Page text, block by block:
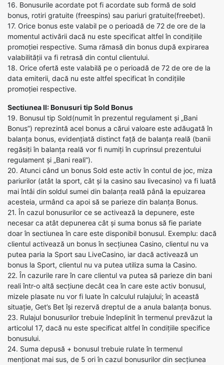
16. Bonusurile acordate pot fi acordate sub formă de sold
bonus, rotiri gratuite (freespins) sau pariuri gratuite(freebet).
17. Orice bonus este valabil pe o perioadă de 72 de ore de la
momentul activării dacă nu este specificat altfel în condițiile
promoției respective. Suma rămasă din bonus după expirarea
valabilității va fi retrasă din contul clientului.
18. Orice ofertă este valabilă pe o perioadă de 72 de ore de la
data emiterii, dacă nu este altfel specificat în condițiile
promoției respective.
Sectiunea II: Bonusuri tip Sold Bonus
19. Bonusul tip Sold(numit în prezentul regulament și „Bani
Bonus”) reprezintă acel bonus a cărui valoare este adăugată în
balanța bonus, evidențiată distinct față de balanța reală (banii
regăsiți în balanța reală vor fi numiți în cuprinsul prezentului
regulament și „Bani reali”).
20. Atunci când un bonus Sold este activ în contul de joc, miza
pariurilor (atât la sport, cât și la casino sau livecasino) va fi luată
mai întâi din soldul sumei din balanța reală până la epuizarea
acesteia, urmând ca apoi să se parieze din balanța Bonus.
21. În cazul bonusurilor ce se activează la depunere, este
necesar ca atât depunerea cât și suma bonus să fie pariate
doar în sectiunea în care este disponibil bonusul. Exemplu: dacă
clientul activează un bonus în secțiunea Casino, clientul nu va
putea paria la Sport sau LiveCasino, iar dacă activează un
bonus la Sport, clientul nu va putea utiliza suma la Casino.
22. În cazurile rare în care clientul va putea să parieze din bani
reali într-o altă secțiune decât cea în care este activ bonusul,
mizele plasate nu vor fi luate în calculul rulajului; în această
situație, Get’s Bet își rezervă dreptul de a anula balanța bonus.
23. Rulajul bonusurilor trebuie îndeplinit în termenul prevăzut la
articolul 17, dacă nu este specificat altfel în condițiile specifice
bonusului.
24. Suma depusă + bonusul trebuie rulate în termenul
menționat mai sus, de 5 ori în cazul bonusurilor din secțiunea